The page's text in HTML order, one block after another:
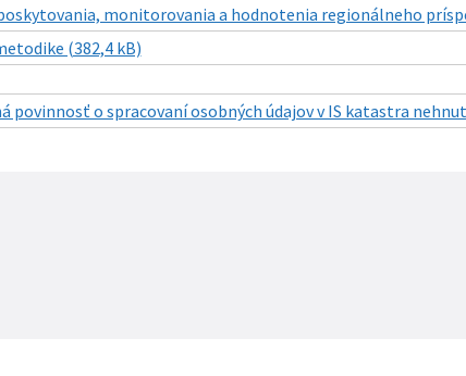
monitorovania a hodnotenia regionálneho
(382,4 kB)
povinnosť o spracovaní osobných údajov v IS katastra